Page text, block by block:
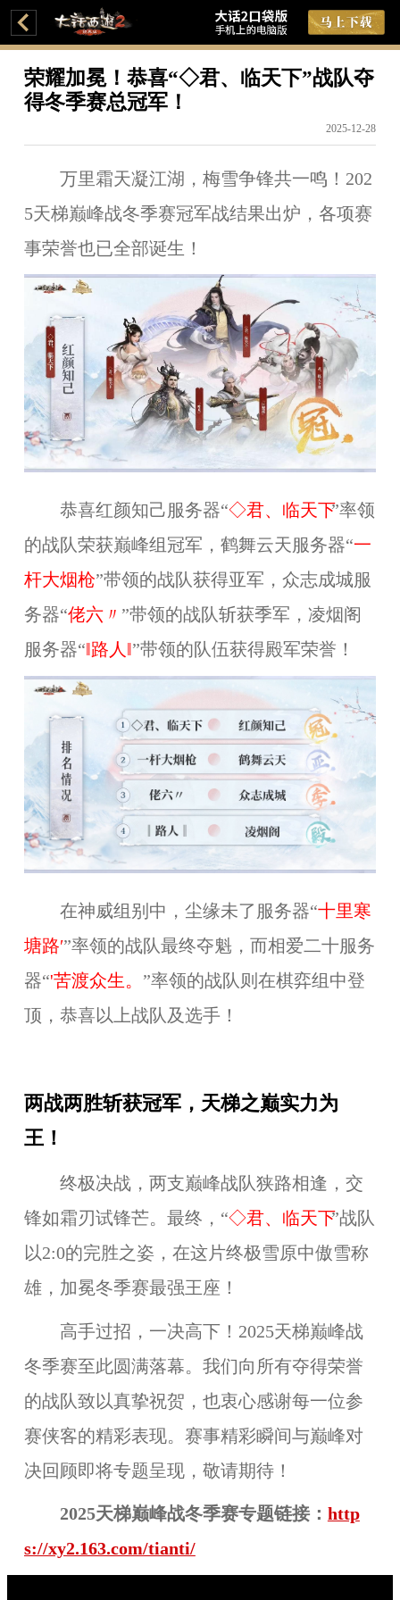
荣耀加冕！恭喜“◇君、临天下”战队夺
得冬季赛总冠军！
2025-12-28
万里霜天凝江湖，梅雪争锋共一鸣！202
5天梯巅峰战冬季赛冠军战结果出炉，各项赛
事荣誉也已全部诞生！
恭喜红颜知己服务器“◇君、临天下”率领
的战队荣获巅峰组冠军，鹤舞云天服务器“一
杆大烟枪”带领的战队获得亚军，众志成城服
务器“佬六〃 ”带领的战队斩获季军，凌烟阁
服务器“ ‖路人‖ ”带领的队伍获得殿军荣誉！
在神威组别中，尘缘未了服务器“十里寒
塘路′”率领的战队最终夺魁，而相爱二十服务
器“'苦渡众生。 ”率领的战队则在棋弈组中登
顶，恭喜以上战队及选手！
两战两胜斩获冠军，天梯之巅实力为
王！
终极决战，两支巅峰战队狭路相逢，交
锋如霜刃试锋芒。最终，“◇君、临天下”战队
以2:0的完胜之姿，在这片终极雪原中傲雪称
雄，加冕冬季赛最强王座！
高手过招，一决高下！2025天梯巅峰战
冬季赛至此圆满落幕。我们向所有夺得荣誉
的战队致以真挚祝贺，也衷心感谢每一位参
赛侠客的精彩表现。赛事精彩瞬间与巅峰对
决回顾即将专题呈现，敬请期待！
2025天梯巅峰战冬季赛专题链接： http
s://xy2.163.com/tianti/